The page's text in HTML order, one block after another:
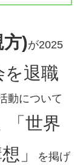
方)が2025
を退職
動について
「世界
」
を掲げ